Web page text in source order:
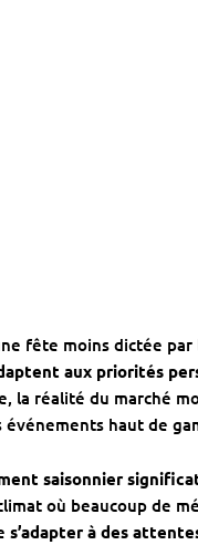
fête moins dictée
aux priorités
la réalité du marché
haut de
saisonnier
où beaucoup de
s’adapter à des